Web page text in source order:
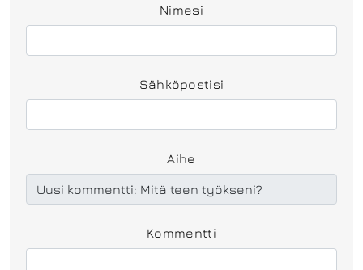
Nimesi
Sähköpostisi
Aihe
Kommentti